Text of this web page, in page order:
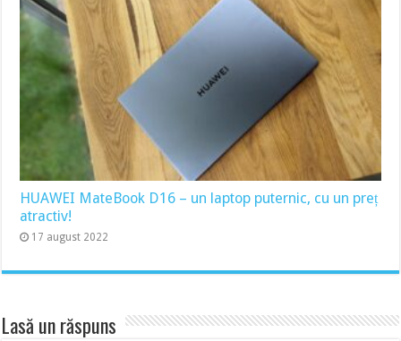
HUAWEI MateBook D16 – un laptop puternic, cu un preț
atractiv!
17 august 2022
Lasă un răspuns